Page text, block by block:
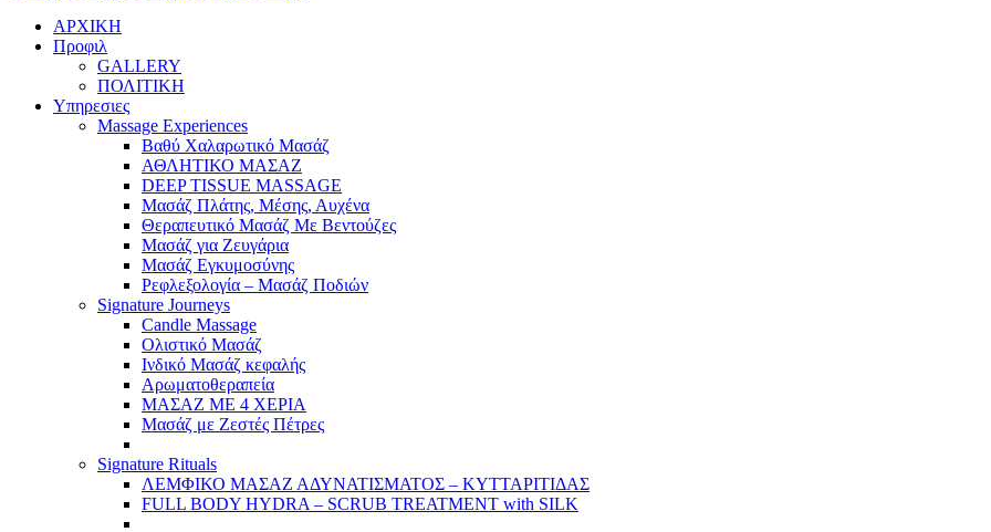
ΑΡΧΙΚΗ
Προφιλ
GALLERY
ΠΟΛΙΤΙΚΗ
Υπηρεσιες
Massage Experiences
Βαθύ Χαλαρωτικό Μασάζ
ΑΘΛΗΤΙΚΟ ΜΑΣΑΖ
DEEP TISSUE MASSAGE
Μασάζ Πλάτης, Μέσης, Αυχένα
Θεραπευτικό Μασάζ Με Βεντούζες
Μασάζ για Ζευγάρια
Μασάζ Εγκυμοσύνης
Ρεφλεξολογία – Μασάζ Ποδιών
Signature Journeys
Candle Massage
Ολιστικό Μασάζ
Ινδικό Μασάζ κεφαλής
Αρωματοθεραπεία
ΜΑΣΑΖ ΜΕ 4 ΧΕΡΙΑ
Μασάζ με Ζεστές Πέτρες
Signature Rituals
ΛΕΜΦΙΚΟ ΜΑΣΑΖ ΑΔΥΝΑΤΙΣΜΑΤΟΣ – ΚΥΤΤΑΡΙΤΙΔΑΣ
FULL BODY HYDRA – SCRUB TREATMENT with SILK